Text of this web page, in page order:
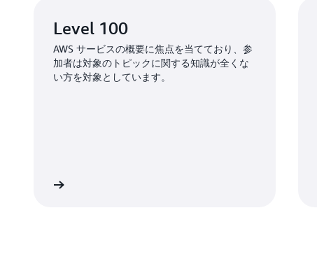
Level 100
AWS サービスの概要に焦点を当てており、参
加者は対象のトピックに関する知識が全くな
い方を対象としています。